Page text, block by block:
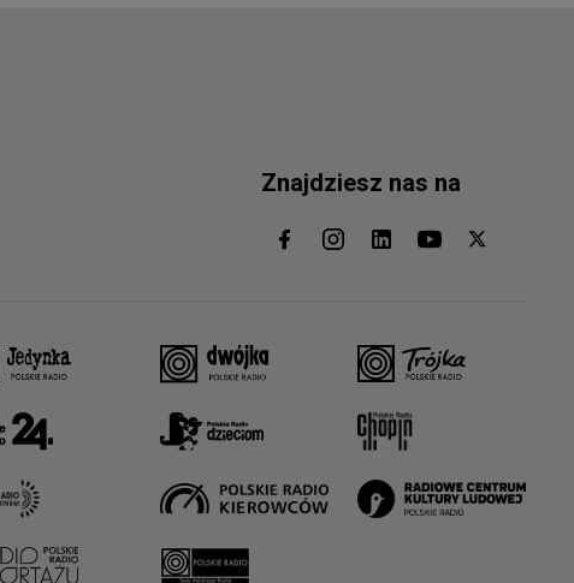
Znajdziesz nas na